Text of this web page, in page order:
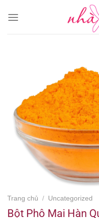
đến
Trang chủ / Uncategorized
Bột Phô Mai Hàn